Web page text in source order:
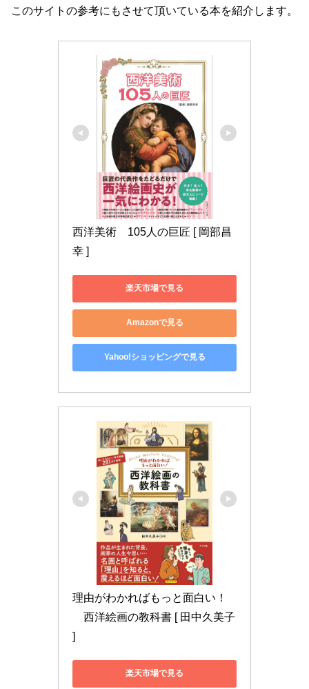
このサイトの参考にもさせて頂いている本を紹介します。
西洋美術　105人の巨匠 [ 岡部昌
幸 ]
楽天市場で見る
Amazonで見る
Yahoo!ショッピングで見る
理由がわかればもっと面白い！
西洋絵画の教科書 [ 田中久美子
]
楽天市場で見る